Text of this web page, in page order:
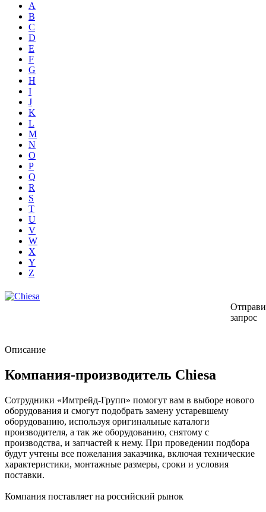
A
B
C
D
E
F
G
H
I
J
K
L
M
N
O
P
Q
R
S
T
U
V
W
X
Y
Z
запрос
Описание
Компания-производитель Chiesa
Сотрудники «Имтрейд-Групп» помогут вам в выборе нового
оборудования и смогут подобрать замену устаревшему
оборудованию, используя оригинальные каталоги
производителя, а так же оборудованию, снятому с
производства, и запчастей к нему. При проведении подбора
будут учтены все пожелания заказчика, включая технические
характеристики, монтажные размеры, сроки и условия
поставки.
Компания поставляет на российский рынок